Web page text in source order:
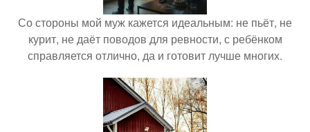
Со стороны мой муж кажется идеальным: не пьёт, не
курит, не даёт поводов для ревности, с ребёнком
справляется отлично, да и готовит лучше многих.